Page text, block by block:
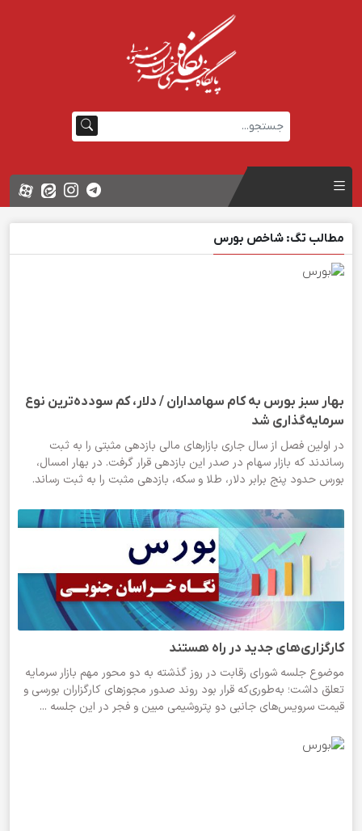
مطالب تگ: شاخص بورس
بهار سبز بورس به کام سهامداران / دلار، کم سودده‌ترین نوع
سرمایه‌گذاری شد
در اولین فصل از سال جاری بازارهای مالی بازدهی مثبتی را به ثبت
رساندند که بازار سهام در صدر این بازدهی قرار گرفت. در بهار امسال،
بورس حدود پنج برابر دلار، طلا و سکه، بازدهی مثبت را به ثبت رساند.
کارگزاری‌های جدید در راه هستند
موضوع جلسه شورای رقابت در روز گذشته به دو محور مهم بازار سرمایه
تعلق داشت؛ به‌طوری‌که قرار بود روند صدور مجوزهای کارگزاران بورسی و
قیمت سرویس‌های جانبی دو پتروشیمی مبین و فجر در این جلسه ...